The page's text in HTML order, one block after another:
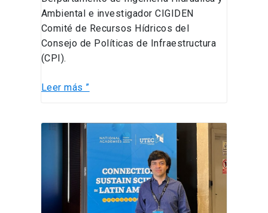
Ambiental e investigador CIGIDEN
Comité de Recursos Hídricos del
Consejo de Políticas de Infraestructura
(CPI).
Leer más ”
Profesor
participa
como
organizador